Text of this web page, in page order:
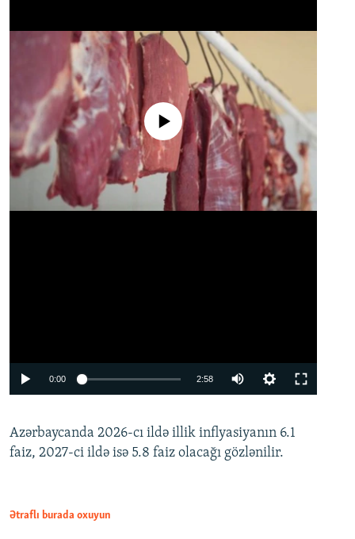
No media source currently available
0:00 2:58
360p
480p
Azərbaycanda 2026-cı ildə illik inflyasiyanın 6.1
faiz, 2027-ci ildə isə 5.8 faiz olacağı gözlənilir.
Ətraflı burada oxuyun